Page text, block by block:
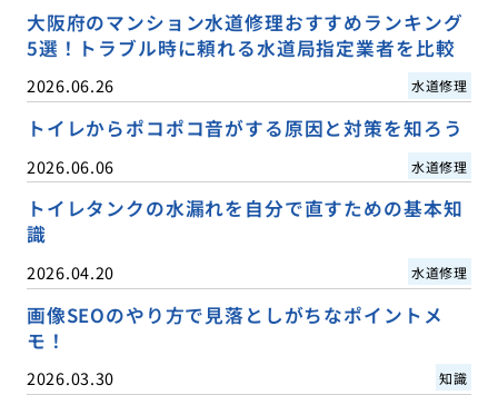
大阪府のマンション水道修理おすすめランキング
5選！トラブル時に頼れる水道局指定業者を比較
2026.06.26 水道修理
トイレからポコポコ音がする原因と対策を知ろう
2026.06.06 水道修理
トイレタンクの水漏れを自分で直すための基本知
識
2026.04.20 水道修理
画像SEOのやり方で見落としがちなポイントメ
モ！
2026.03.30 知識